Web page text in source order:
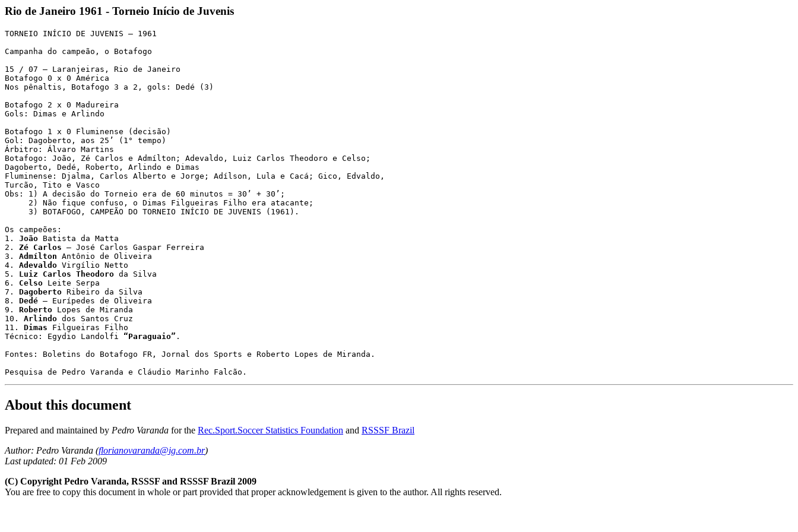
Rio de Janeiro 1961 - Torneio Início de Juvenis
TORNEIO INÍCIO DE JUVENIS – 1961
Campanha do campeão, o Botafogo
15 / 07 – Laranjeiras, Rio de Janeiro
Botafogo 0 x 0 América
Nos pênaltis, Botafogo 3 a 2, gols: Dedé (3)
Botafogo 2 x 0 Madureira
Gols: Dimas e Arlindo
Botafogo 1 x 0 Fluminense (decisão)
Gol: Dagoberto, aos 25’ (1° tempo)
Árbitro: Álvaro Martins
Botafogo: João, Zé Carlos e Admílton; Adevaldo, Luiz Carlos Theodoro e Celso;
Dagoberto, Dedé, Roberto, Arlindo e Dimas
Fluminense: Djalma, Carlos Alberto e Jorge; Adílson, Lula e Cacá; Gico, Edvaldo,
Turcão, Tito e Vasco
Obs: 1) A decisão do Torneio era de 60 minutos = 30’ + 30’;
     2) Não fique confuso, o Dimas Filgueiras Filho era atacante;
     3) BOTAFOGO, CAMPEÃO DO TORNEIO INÍCIO DE JUVENIS (1961).
Os campeões:
1. João Batista da Matta
2. Zé Carlos – José Carlos Gaspar Ferreira
3. Admílton Antônio de Oliveira
4. Adevaldo Virgílio Netto
5. Luiz Carlos Theodoro da Silva
6. Celso Leite Serpa
7. Dagoberto Ribeiro da Silva
8. Dedé – Eurípedes de Oliveira
9. Roberto Lopes de Miranda
10. Arlindo dos Santos Cruz
11. Dimas Filgueiras Filho
Técnico: Egydio Landolfi “Paraguaio” .
Fontes: Boletins do Botafogo FR, Jornal dos Sports e Roberto Lopes de Miranda.
Pesquisa de Pedro Varanda e Cláudio Marinho Falcão.
About this document
Prepared and maintained by Pedro Varanda for the Rec.Sport.Soccer Statistics Foundation and RSSSF Brazil
Author: Pedro Varanda (florianovaranda@ig.com.br)
Last updated: 01 Feb 2009
(C) Copyright Pedro Varanda, RSSSF and RSSSF Brazil 2009
You are free to copy this document in whole or part provided that proper acknowledgement is given to the author. All rights reserved.